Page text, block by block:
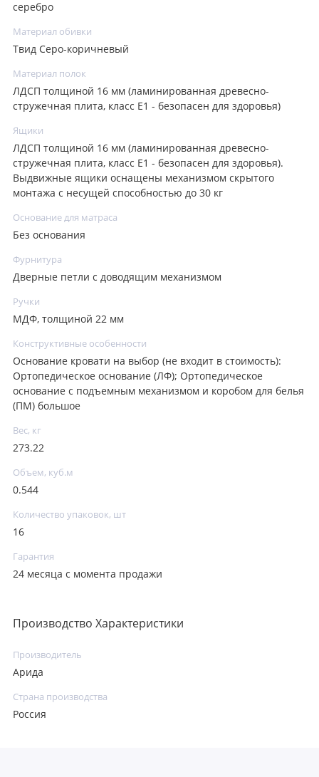
серебро
Материал обивки
Твид Серо-коричневый
Материал полок
ЛДСП толщиной 16 мм (ламинированная древесно-
стружечная плита, класс E1 - безопасен для здоровья)
Ящики
ЛДСП толщиной 16 мм (ламинированная древесно-
стружечная плита, класс E1 - безопасен для здоровья).
Выдвижные ящики оснащены механизмом скрытого
монтажа с несущей способностью до 30 кг
Основание для матраса
Без основания
Фурнитура
Дверные петли с доводящим механизмом
Ручки
МДФ, толщиной 22 мм
Конструктивные особенности
Основание кровати на выбор (не входит в стоимость):
Ортопедическое основание (ЛФ); Ортопедическое
основание с подъемным механизмом и коробом для белья
(ПМ) большое
Вес, кг
273.22
Объем, куб.м
0.544
Количество упаковок, шт
16
Гарантия
24 месяца с момента продажи
Производство Характеристики
Производитель
Арида
Страна производства
Россия